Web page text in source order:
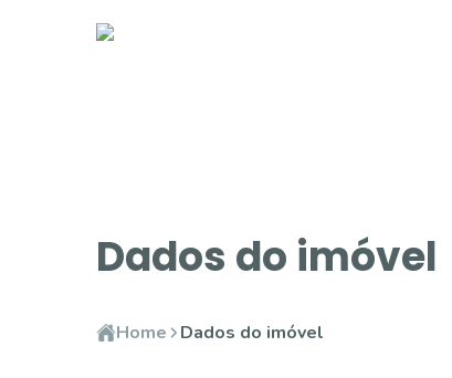
Dados do imóvel
Home Dados do imóvel